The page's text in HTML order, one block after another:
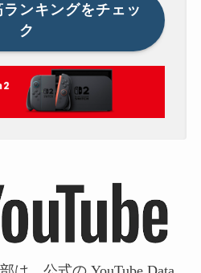
ランキングをチェッ
ク